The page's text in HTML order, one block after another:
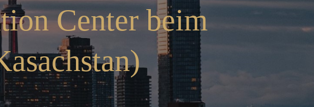
Center beim